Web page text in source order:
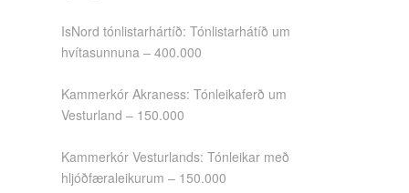
IsNord tónlistarhártíð: Tónlistarhátíð um
hvítasunnuna – 400.000
Kammerkór Akraness: Tónleikaferð um
Vesturland – 150.000
Kammerkór Vesturlands: Tónleikar með
hljóðfæraleikurum – 150.000